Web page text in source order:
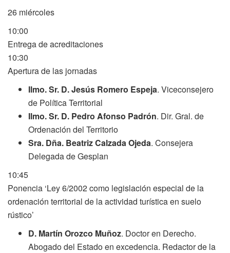
26 miércoles
10:00
Entrega de acreditaciones
10:30
Apertura de las jornadas
Ilmo. Sr. D. Jesús Romero Espeja. Viceconsejero
de Política Territorial
Ilmo. Sr. D. Pedro Afonso Padrón. Dir. Gral. de
Ordenación del Territorio
Sra. Dña. Beatriz Calzada Ojeda. Consejera
Delegada de Gesplan
10:45
Ponencia ‘Ley 6/2002 como legislación especial de la
ordenación territorial de la actividad turística en suelo
rústico’
D. Martín Orozco Muñoz. Doctor en Derecho.
Abogado del Estado en excedencia. Redactor de la